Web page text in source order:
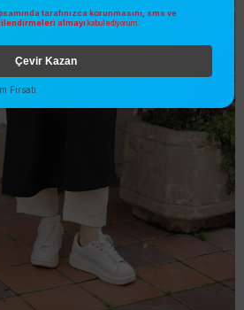
tarafınızca korunmasını, sms ve
almayı kabul ediyorum.
Çevir Kazan
Fırsatı